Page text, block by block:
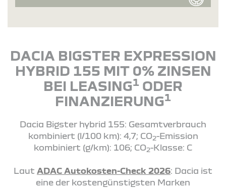
DACIA BIGSTER EXPRESSION
HYBRID 155 MIT 0% ZINSEN
BEI LEASING1 ODER
FINANZIERUNG1
Dacia Bigster hybrid 155: Gesamtverbrauch
kombiniert (l/100 km): 4,7; CO2-Emission
kombiniert (g/km): 106; CO2-Klasse: C
Laut ADAC Autokosten-Check 2026: Dacia ist
eine der kostengünstigsten Marken